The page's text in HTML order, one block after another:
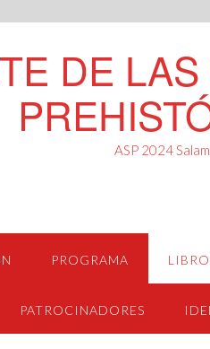
DE
ASP 2024
PROGRAMA
PATROCINADORES